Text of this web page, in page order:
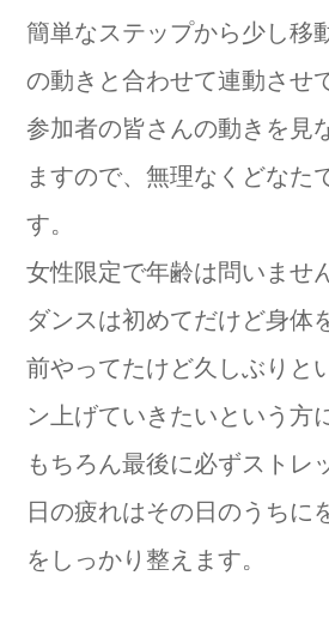
簡単なステップから少し移
の動きと合わせて連動させ
参加者の皆さんの動きを見
ますので、無理なくどなた
す。
女性限定で年齢は問いませ
ダンスは初めてだけど身体
前やってたけど久しぶりと
ン上げていきたいという方
もちろん最後に必ずストレ
日の疲れはその日のうちに
をしっかり整えます。